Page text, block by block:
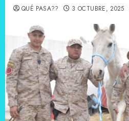
QUÉ PASA?? 3 OCTUBRE, 2025